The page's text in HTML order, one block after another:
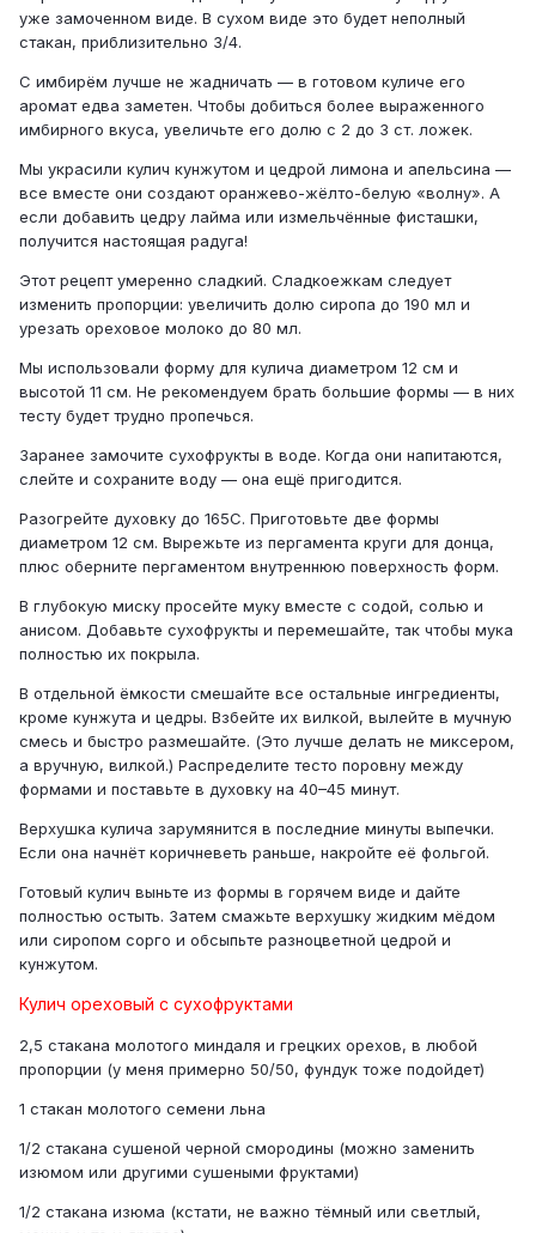
уже замоченном виде. В сухом виде это будет неполный
стакан, приблизительно 3/4.
С имбирём лучше не жадничать — в готовом куличе его
аромат едва заметен. Чтобы добиться более выраженного
имбирного вкуса, увеличьте его долю с 2 до 3 ст. ложек.
Мы украсили кулич кунжутом и цедрой лимона и апельсина —
все вместе они создают оранжево-жёлто-белую «волну». А
если добавить цедру лайма или измельчённые фисташки,
получится настоящая радуга!
Этот рецепт умеренно сладкий. Сладкоежкам следует
изменить пропорции: увеличить долю сиропа до 190 мл и
урезать ореховое молоко до 80 мл.
Мы использовали форму для кулича диаметром 12 см и
высотой 11 см. Не рекомендуем брать большие формы — в них
тесту будет трудно пропечься.
Заранее замочите сухофрукты в воде. Когда они напитаются,
слейте и сохраните воду — она ещё пригодится.
Разогрейте духовку до 165С. Приготовьте две формы
диаметром 12 см. Вырежьте из пергамента круги для донца,
плюс оберните пергаментом внутреннюю поверхность форм.
В глубокую миску просейте муку вместе с содой, солью и
анисом. Добавьте сухофрукты и перемешайте, так чтобы мука
полностью их покрыла.
В отдельной ёмкости смешайте все остальные ингредиенты,
кроме кунжута и цедры. Взбейте их вилкой, вылейте в мучную
смесь и быстро размешайте. (Это лучше делать не миксером,
а вручную, вилкой.) Распределите тесто поровну между
формами и поставьте в духовку на 40–45 минут.
Верхушка кулича зарумянится в последние минуты выпечки.
Если она начнёт коричневеть раньше, накройте её фольгой.
Готовый кулич выньте из формы в горячем виде и дайте
полностью остыть. Затем смажьте верхушку жидким мёдом
или сиропом сорго и обсыпьте разноцветной цедрой и
кунжутом.
Кулич ореховый с сухофруктами
2,5 стакана молотого миндаля и грецких орехов, в любой
пропорции (у меня примерно 50/50, фундук тоже подойдет)
1 стакан молотого семени льна
1/2 стакана сушеной черной смородины (можно заменить
изюмом или другими сушеными фруктами)
1/2 стакана изюма (кстати, не важно тёмный или светлый,